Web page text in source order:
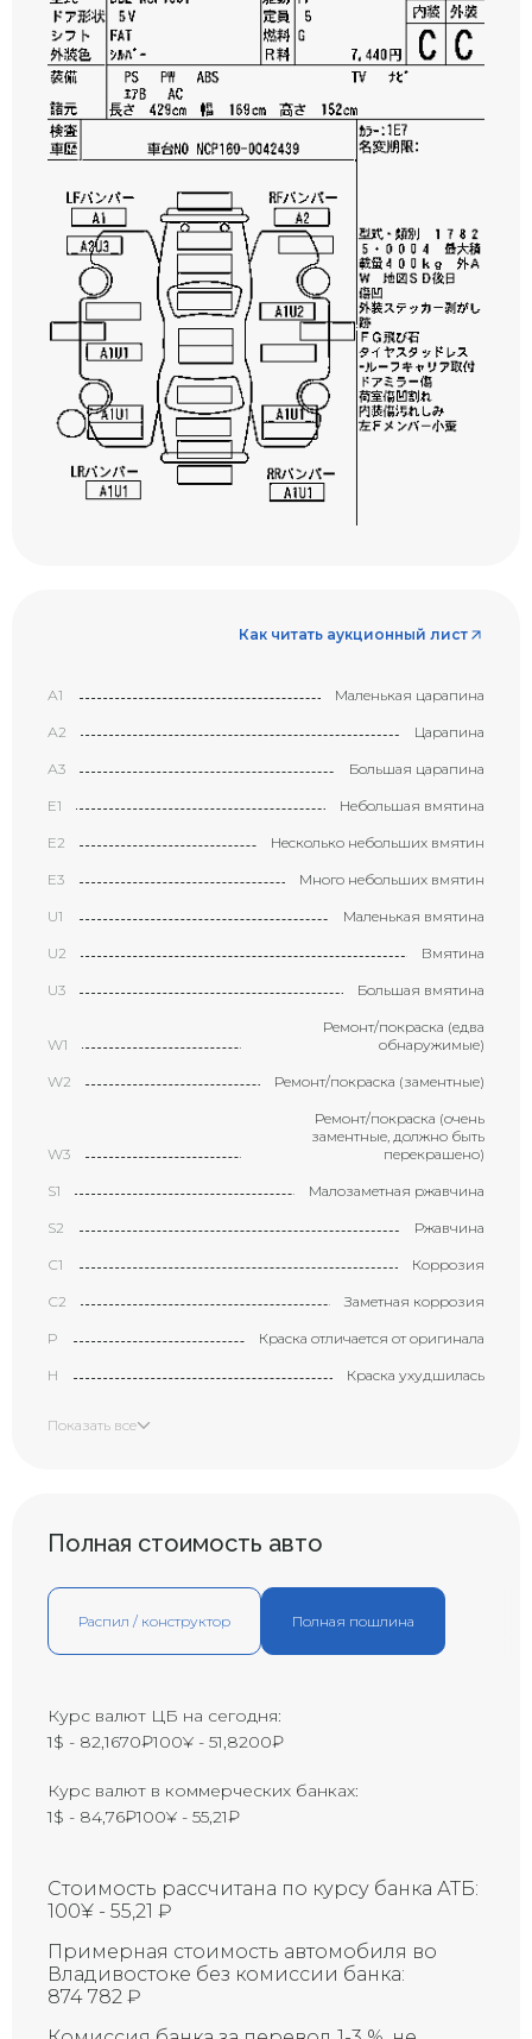
Как читать аукционный лист
А1 Маленькая царапина
А2 Царапина
А3 Большая царапина
Е1 Небольшая вмятина
Е2 Несколько небольших вмятин
Е3 Много небольших вмятин
U1 Маленькая вмятина
U2 Вмятина
U3 Большая вмятина
W1
Ремонт/покраска (едва
обнаружимые)
W2 Ремонт/покраска (заментные)
W3
Ремонт/покраска (очень
заментные, должно быть
перекрашено)
S1 Малозаметная ржавчина
S2 Ржавчина
С1 Коррозия
С2 Заметная коррозия
P Краска отличается от оригинала
H Краска ухудшилась
Большая вмятина с царапиной
(размером с локоть)
Y3
X1
RX
Х
Трещина на ветровом стекле
Скол на стекле (возможна
Показать все
Полная стоимость авто
Распил / конструктор Полная пошлина
Курс валют ЦБ на сегодня:
1$ - 82,1670₽100¥ - 51,8200₽
Курс валют в коммерческих банках:
1$ - 84,76₽100¥ - 55,21₽
Стоимость рассчитана по курсу банка АТБ:
100¥ - 55,21 ₽
Примерная стоимость автомобиля во
Владивостоке без комиссии банка:
874 782 ₽